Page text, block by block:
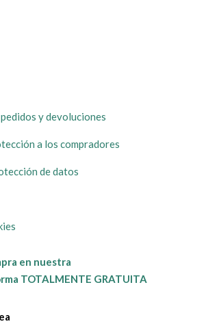
y devoluciones
a los compradores
de datos
en nuestra
TOTALMENTE GRATUITA